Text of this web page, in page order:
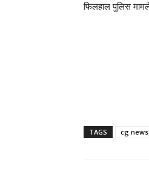
फिलहाल पुलिस
TAGS cg news